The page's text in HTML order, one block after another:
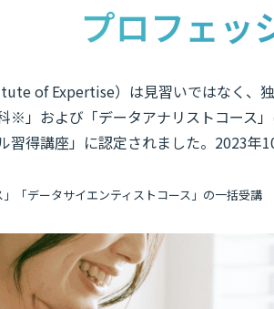
プロフェッ
of Expertise）は見習いではなく、
※」および「データアナリストコース
習得講座」に認定されました。2023
「データサイエンティストコース」の一括受講